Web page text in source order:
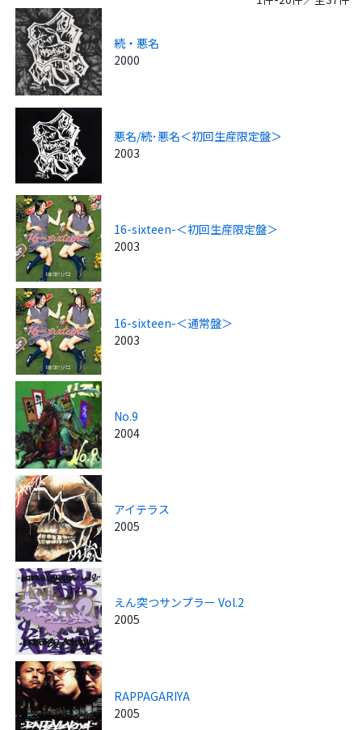
続・悪名
2000
悪名/続･悪名＜初回生産限定盤＞
2003
16-sixteen-＜初回生産限定盤＞
2003
16-sixteen-＜通常盤＞
2003
No.9
2004
アイテラス
2005
えん突つサンプラー Vol.2
2005
RAPPAGARIYA
2005